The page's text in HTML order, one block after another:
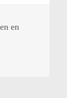
en